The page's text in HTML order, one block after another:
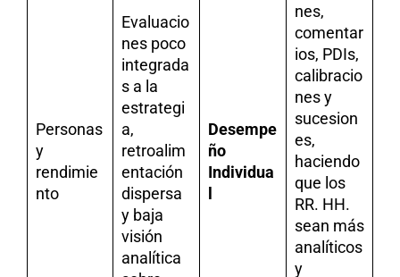
Personas
y
rendimie
nto
Evaluacio
nes poco
integrada
s a la
estrategi
a,
retroalim
entación
dispersa
y baja
visión
analítica
Desempe
ño
Individua
l
nes,
comentar
ios, PDIs,
calibracio
nes y
sucesion
es,
haciendo
que los
RR. HH.
sean más
analíticos
y